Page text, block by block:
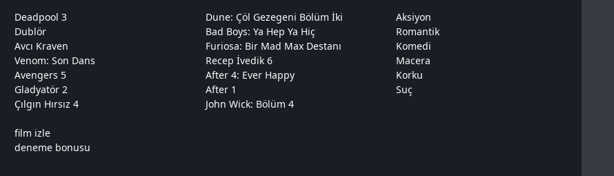
Deadpool 3
Dublör
Avcı Kraven
Venom: Son Dans
Avengers 5
Gladyatör 2
Çılgın Hırsız 4
Dune: Çöl Gezegeni Bölüm İki
Bad Boys: Ya Hep Ya Hiç
Furiosa: Bir Mad Max Destanı
Recep İvedik 6
After 4: Ever Happy
After 1
John Wick: Bölüm 4
Aksiyon
Romantik
Komedi
Macera
Korku
Suç
film izle
deneme bonusu